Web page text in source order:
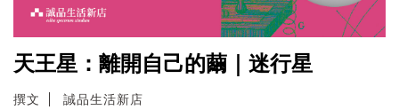
天王星：離開自己的繭｜迷行星
撰文 誠品生活新店